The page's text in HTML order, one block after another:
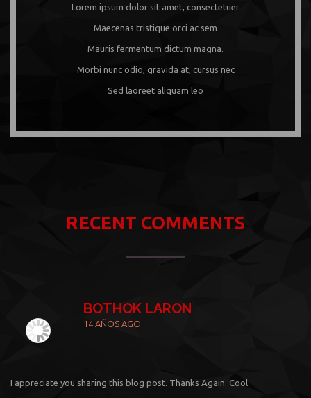
Lorem ipsum dolor sit amet, consectetuer
Maecenas tristique orci ac sem
Mauris fermentum dictum magna.
Morbi nunc odio, gravida at, cursus nec
Sed laoreet aliquam leo
RECENT COMMENTS
BOTHOK LARON
14 AÑOS AGO
I appreciate you sharing this blog post. Thanks Again. Cool.